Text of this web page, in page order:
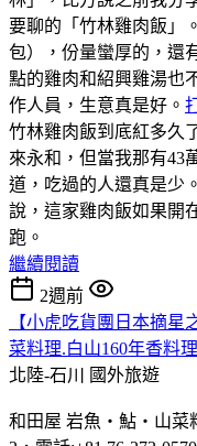
要聊的「竹林雞肉飯」
包），份量蠻厚的，還
點的雞肉和紹興雞湯也
作人員，生意真是好。
竹林雞肉飯到底紅多久
來永和，但當我那有43
道，吃過的人還真是少
說，這家雞肉飯如果開
跑。
繼續閱讀
2週前
【小虎吃貨團日本摘星
菜料理.白山160年香料
北陸-石川
國外旅遊
和田屋 岩魚・鮎・山菜